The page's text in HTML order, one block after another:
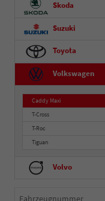
Skoda
Suzuki
Toyota
Volkswagen
Caddy Maxi
T-Cross
T-Roc
Tiguan
Volvo
Fahrzeugnummer